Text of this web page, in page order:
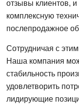
отзывы клиентов, и
комплексную
послепродажное
Сотрудничая с
Наша компания
стабильность
удовлетворить
лидирующие